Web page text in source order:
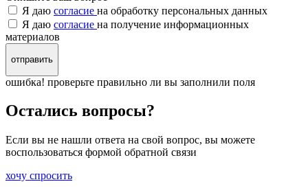
Я даю согласие на обработку персональных данных
Я даю согласие на получение информационных
материалов
отправить
ошибка! проверьте правильно ли вы заполнили поля
Остались вопросы?
Если вы не нашли ответа на свой вопрос, вы можете
воспользоваться формой обратной связи
хочу спросить